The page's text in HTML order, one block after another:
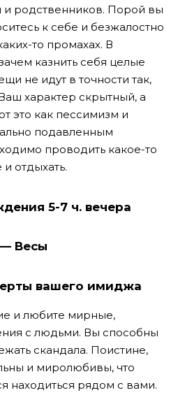
и родственников. Порой вы
к себе и безжалостно
то промахах. В
казнить себя целые
не идут в точности так,
характер скрытный, а
это как пессимизм и
подавленным
проводить какое-то
отдыхать.
5-7 ч. вечера
Весы
вашего имиджа
и любите мирные,
с людьми. Вы способны
скандала. Поистине,
и миролюбивы, что
находиться рядом с вами.